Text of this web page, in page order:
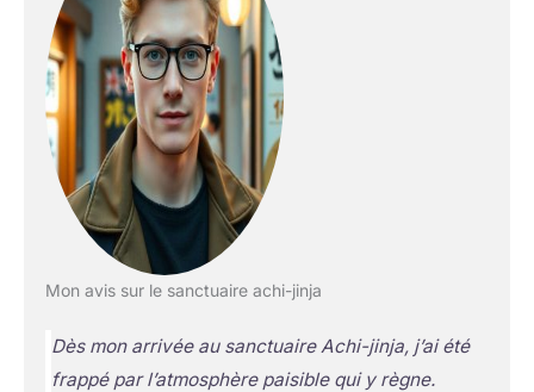
Mon avis sur le sanctuaire achi-jinja
Dès mon arrivée au sanctuaire Achi-jinja, j’ai été
frappé par l’atmosphère paisible qui y règne.